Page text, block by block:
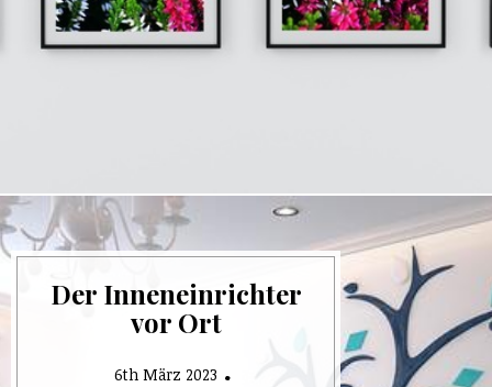
Der Inneneinrichter
vor Ort
6th März 2023